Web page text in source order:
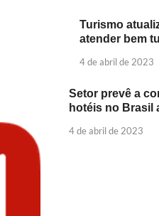
Turismo
atender bem
4 de abril de 2023
Setor prevê a
hotéis no Brasil
4 de abril de 2023